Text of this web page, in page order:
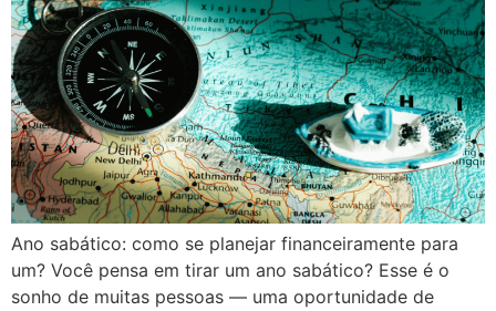
Ano sabático: como se planejar financeiramente para
um? Você pensa em tirar um ano sabático? Esse é o
sonho de muitas pessoas — uma oportunidade de